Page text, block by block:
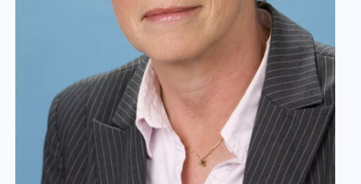
Inzendtermijn Lira
Correspondentenprijs verlengd
Lees meer
Nieuwsbericht